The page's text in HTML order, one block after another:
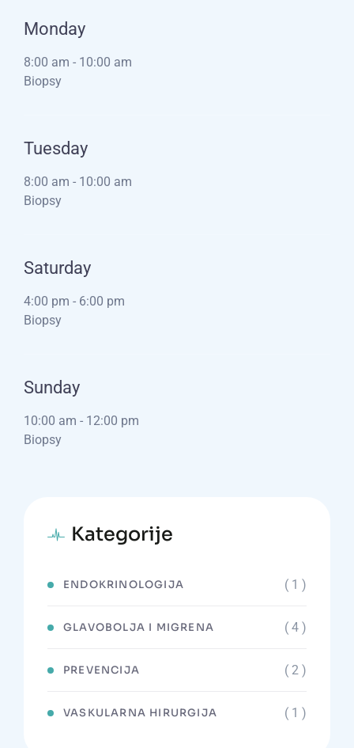
Monday
8:00 am - 10:00 am
Biopsy
Tuesday
8:00 am - 10:00 am
Biopsy
Saturday
4:00 pm - 6:00 pm
Biopsy
Sunday
10:00 am - 12:00 pm
Biopsy
Kategorije
ENDOKRINOLOGIJA ( 1 )
GLAVOBOLJA I MIGRENA ( 4 )
PREVENCIJA ( 2 )
VASKULARNA HIRURGIJA ( 1 )